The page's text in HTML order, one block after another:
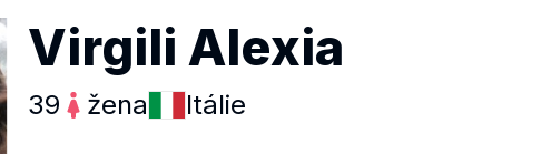
Virgili Alexia
39 žena Itálie